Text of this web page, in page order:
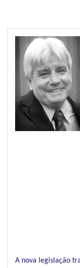
A nova legislação